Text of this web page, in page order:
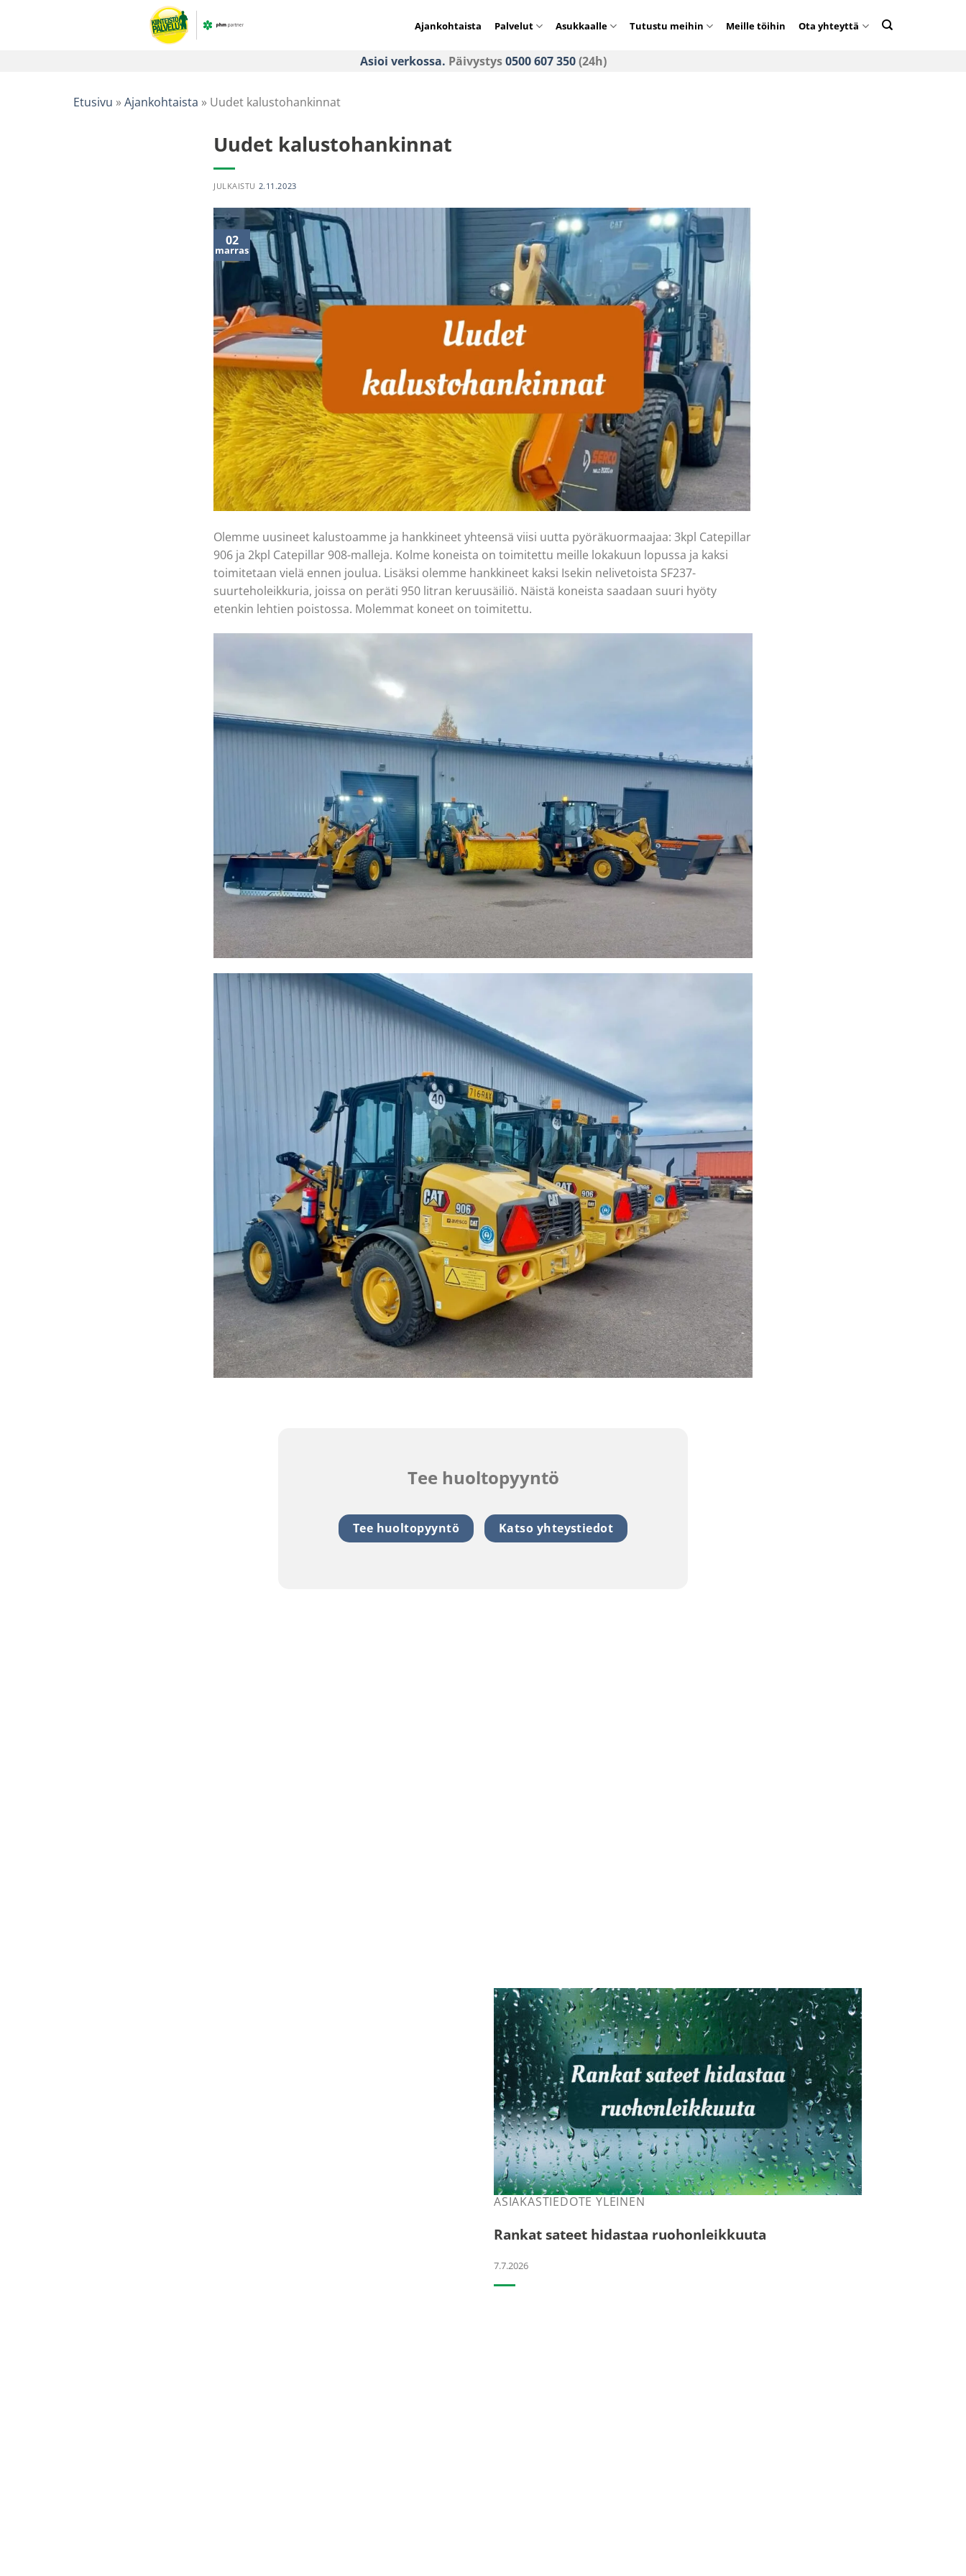
Ajankohtaista Palvelut Asukkaalle Tutustu meihin Meille töihin Ota yhteyttä
Asioi verkossa. Päivystys0500 607 350(24h)
Etusivu »Ajankohtaista » Uudet kalustohankinnat
Uudet kalustohankinnat
JULKAISTU 2.11.2023
02
marras
Olemme uusineet kalustoamme ja hankkineet yhteensä viisi uutta pyöräkuormaajaa: 3kpl Catepillar
906 ja 2kpl Catepillar 908-malleja. Kolme koneista on toimitettu meille lokakuun lopussa ja kaksi
toimitetaan vielä ennen joulua. Lisäksi olemme hankkineet kaksi Isekin nelivetoista SF237-
suurteholeikkuria, joissa on peräti 950 litran keruusäiliö. Näistä koneista saadaan suuri hyöty
etenkin lehtien poistossa. Molemmat koneet on toimitettu.
Tee huoltopyyntö
Tee huoltopyyntö Katso yhteystiedot
ASIAKASTIEDOTE YLEINEN
Rankat sateet hidastaa ruohonleikkuuta
7.7.2026